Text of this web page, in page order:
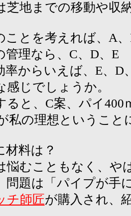
芝地までの移動や収
ことを考えれば、A
管理なら、C、D、E
率からいえば、E、D
感じでしょうか。
ると、C案、パイ400
私の理想というこ
料は？
悩むこともなく、や
問題は「パイプが手
チ師匠が購入され、